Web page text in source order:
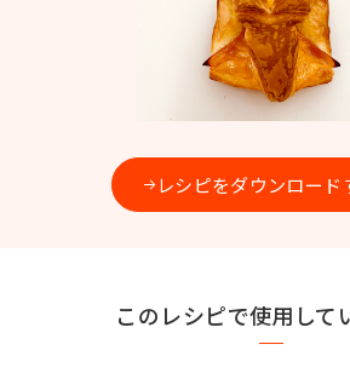
植物性ミルク食感改良
レシピをダウンロード
このレシピで使用して